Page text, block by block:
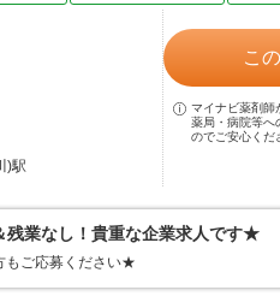
)駅
こ
マイナビ薬剤師
薬局・病院等へ
のでご安心くだ
残業なし！貴重な企業求人です★
もご応募ください★